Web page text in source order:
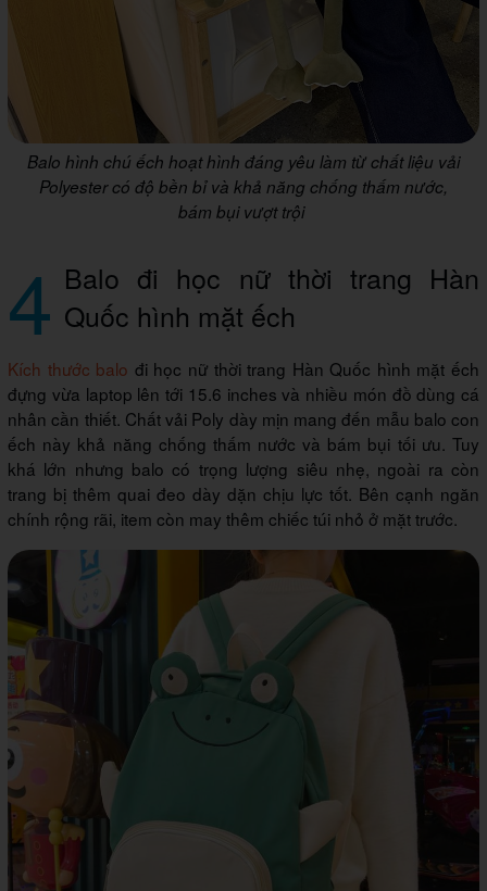
Balo hình chú ếch hoạt hình đáng yêu làm từ chất liệu vải
Polyester có độ bền bỉ và khả năng chống thấm nước,
bám bụi vượt trội
4 Balo đi học nữ thời trang Hàn
Quốc hình mặt ếch
Kích thước balo đi học nữ thời trang Hàn Quốc hình mặt ếch
đựng vừa laptop lên tới 15.6 inches và nhiều món đồ dùng cá
nhân cần thiết. Chất vải Poly dày mịn mang đến mẫu balo con
ếch này khả năng chống thấm nước và bám bụi tối ưu. Tuy
khá lớn nhưng balo có trọng lượng siêu nhẹ, ngoài ra còn
trang bị thêm quai đeo dày dặn chịu lực tốt. Bên cạnh ngăn
chính rộng rãi, item còn may thêm chiếc túi nhỏ ở mặt trước.